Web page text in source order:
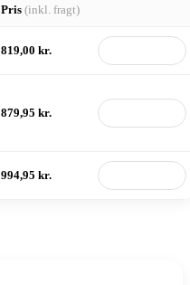
Pris (inkl. fragt)
819,00 kr.
879,95 kr.
994,95 kr.